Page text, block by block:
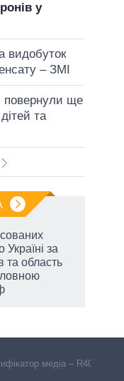
у
видобуток
– ЗМІ
повернули ще
та
Україні за
та область
медіа – R40-